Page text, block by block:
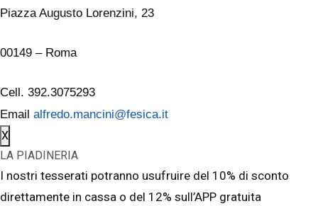
Piazza Augusto Lorenzini, 23
00149 – Roma
Cell. 392.3075293
Email alfredo.mancini@fesica.it
X
LA PIADINERIA
I nostri tesserati potranno usufruire del 10% di sconto
direttamente in cassa o del 12% sull’APP gratuita